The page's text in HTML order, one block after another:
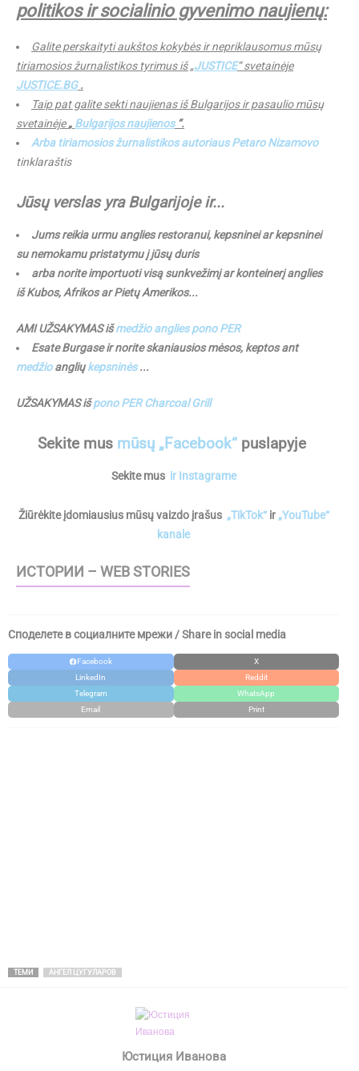
politikos ir socialinio gyvenimo naujienų:
Galite perskaityti aukštos kokybės ir nepriklausomus mūsų
tiriamosios žurnalistikos tyrimus iš „JUSTICE“ svetainėje
JUSTICE.BG.
Taip pat galite sekti naujienas iš Bulgarijos ir pasaulio mūsų
svetainėje„ Bulgarijos naujienos“.
Arba tiriamosios žurnalistikos autoriaus Petaro Nizamovo
tinklaraštis
Jūsų verslas yra Bulgarijoje ir...
Jums reikia urmu anglies restoranui, kepsninei ar kepsninei
su nemokamu pristatymu į jūsų duris
arba norite importuoti visą sunkvežimį ar konteinerį anglies
iš Kubos, Afrikos ar Pietų Amerikos...
AMI UŽSAKYMAS išmedžio anglies pono PER
Esate Burgase ir norite skaniausios mėsos, keptos ant
medžioangliųkepsninės...
UŽSAKYMAS išpono PER Charcoal Grill
Sekite mus mūsų „Facebook“puslapyje
Sekite mus ir Instagrame
Žiūrėkite įdomiausius mūsų vaizdo įrašus „TikTok“ir „YouTube“
kanale
ИСТОРИИ – WEB STORIES
Споделете в социалните мрежи / Share in social media
Facebook
X
LinkedIn
Reddit
Telegram
WhatsApp
Email
Print
ТЕМИ АНГЕЛ ЦУГУЛАРОВ
Юстиция Иванова